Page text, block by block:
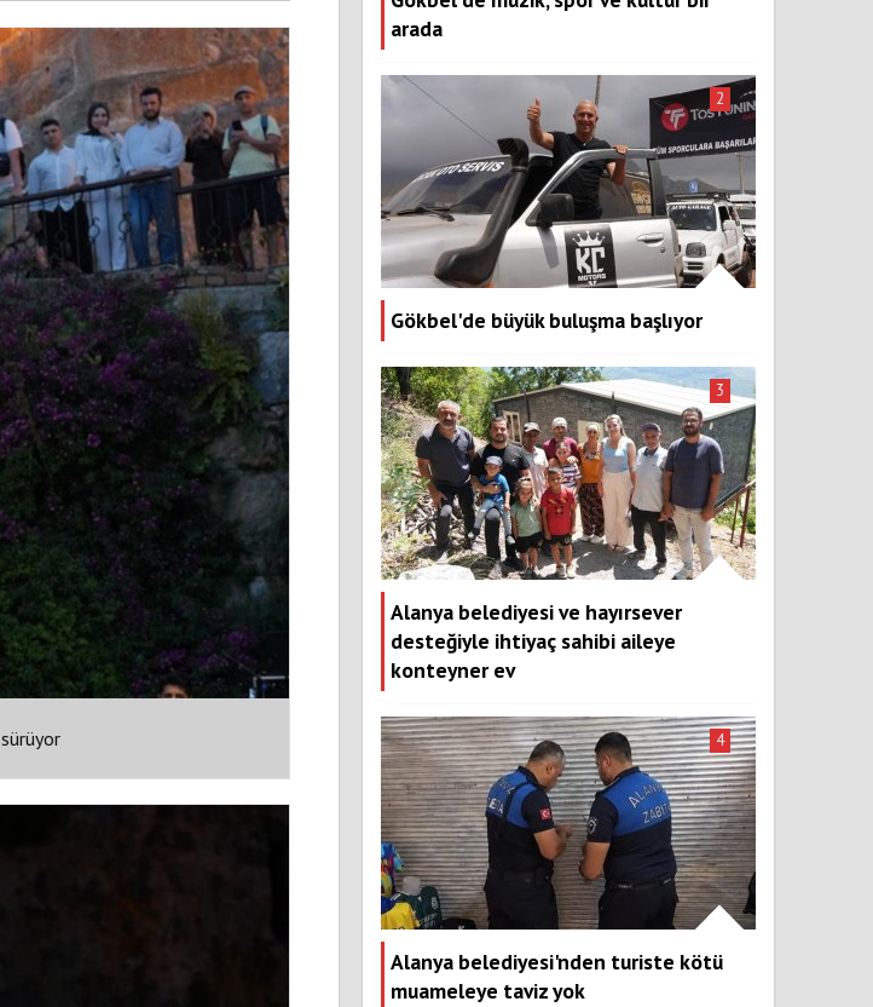
arada
Gökbel'de büyük buluşma başlıyor
2
Alanya belediyesi ve hayırsever
desteğiyle ihtiyaç sahibi aileye
konteyner ev
3
Alanya belediyesi'nden turiste kötü
muameleye taviz yok
4